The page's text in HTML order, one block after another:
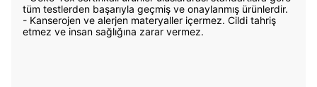
tüm testlerden başarıyla geçmiş ve onaylanmış ürünlerdir.
- Kanserojen ve alerjen materyaller içermez. Cildi tahriş
etmez ve insan sağlığına zarar vermez.